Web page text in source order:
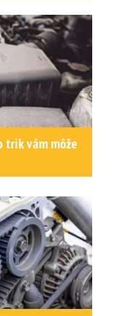
vám môže